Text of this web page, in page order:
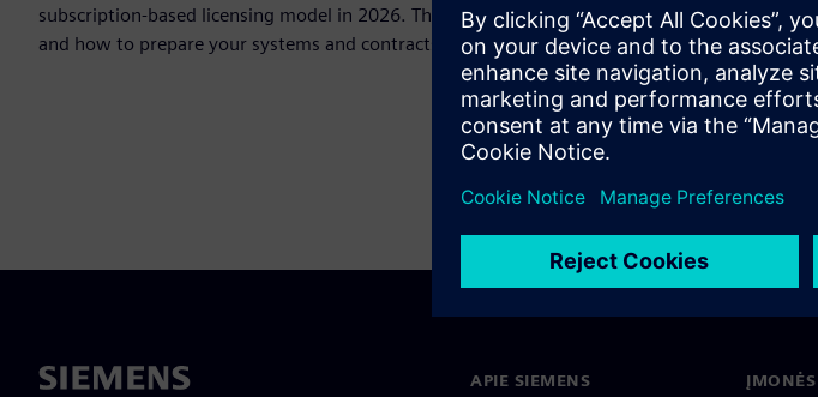
subscription‑based licensing model in 2026. This session will focus on what’s changing,
and how to prepare your systems and contracts for the future.
APIE SIEMENS